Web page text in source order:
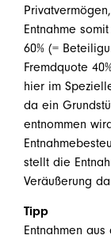
Entnahme
60% (=
Fremdquote
hier im
da ein
entnommen
stellt die
Veräußerung
Tipp
Entnahmen